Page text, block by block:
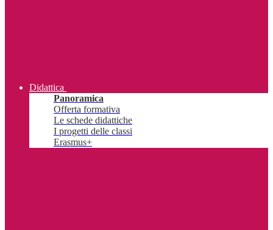
Didattica
Panoramica
Offerta formativa
Le schede didattiche
I progetti delle classi
Erasmus+